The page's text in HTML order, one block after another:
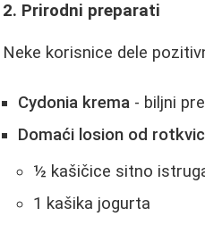
2. Prirodni preparati
Neke korisnice dele
Cydonia krema - biljni
Domaći losion od
½ kašičice sitno
1 kašika jogurta